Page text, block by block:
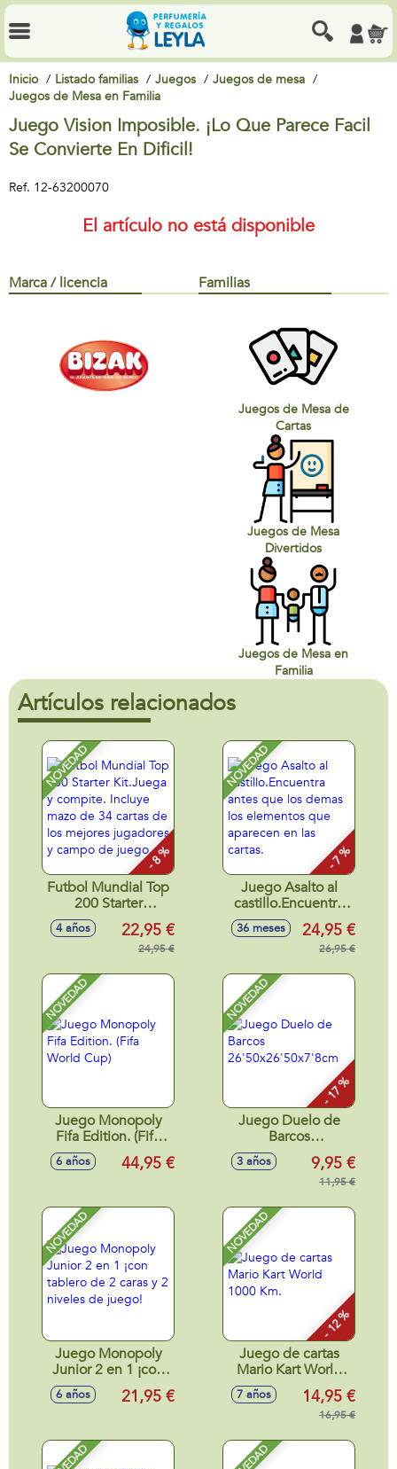
Inicio Listado familias Juegos
Juegos de mesa
Juegos de Mesa en Familia
Juego Vision Imposible. ¡Lo Que Parece Facil
Se Convierte En Dificil!
Ref. 12-63200070
El artículo no está disponible
Marca / licencia Familias
Juegos de Mesa de
Cartas
Juegos de Mesa
Divertidos
Juegos de Mesa en
Familia
Artículos relacionados
NOVEDAD
- 8 %
Futbol Mundial Top
200 Starter
Kit.Juega y
compite. Incluye
mazo de 34 cartas
jugadores y campo
de juego.
4 años 22,95 €
24,95 €
NOVEDAD
- 7 %
Juego Asalto al
castillo.Encuentra
antes que los
demas los
elementos que
cartas.
36 meses 24,95 €
26,95 €
NOVEDAD
Juego Monopoly
Fifa Edition. (Fifa
World Cup)
6 años 44,95 €
NOVEDAD
- 17 %
Juego Duelo de
Barcos
26'50x26'50x7'8cm
3 años 9,95 €
11,95 €
NOVEDAD
Juego Monopoly
Junior 2 en 1 ¡con
tablero de 2 caras y
2 niveles de juego!
6 años 21,95 €
NOVEDAD
- 12 %
Juego de cartas
Mario Kart World
1000 Km.
7 años 14,95 €
16,95 €